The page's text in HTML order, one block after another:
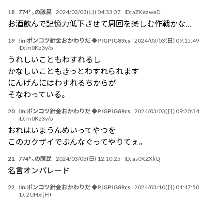
18 774㌧の豚民 2024/03/03(日) 04:33:37 ID:aZKezweD
お酒飲んで記憶力低下させて周回を楽しむ作戦かな…
19 !in:ポンコツ針金おかわりだ ◆PIGPIG89cs 2024/03/03(日) 09:15:49
ID: m0Kz3y/o
うれしいこともわすれるし
かなしいこともきっとわすれられます
にんげんにはわすれるちからが
そなわっている。
20 !in:ポンコツ針金おかわりだ ◆PIGPIG89cs 2024/03/03(日) 09:20:34
ID: m0Kz3y/o
おれはいまうんめいってやつを
このカクザイでぶんなぐってやりてぇ。
21 774㌧の豚民 2024/03/03(日) 12:10:25 ID:as0KZXkQ
名言オンパレード
22 !in:ポンコツ針金おかわりだ ◆PIGPIG89cs 2024/03/10(日) 01:47:50
ID:2UHxfjH+